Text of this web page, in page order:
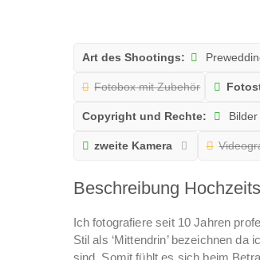
Art des Shootings:
Fotobox mit Zubehör
Copyright und Rechte:
zweite Kamera
Beschreibung
Ich fotografiere seit 10 Jahren
Stil als ‘Mittendrin’ bezeichnen